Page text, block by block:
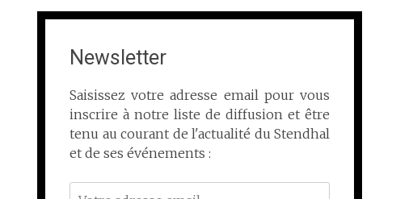
Newsletter
Saisissez votre adresse email pour vous
inscrire à notre liste de diffusion et être
tenu au courant de l'actualité du Stendhal
et de ses événements :